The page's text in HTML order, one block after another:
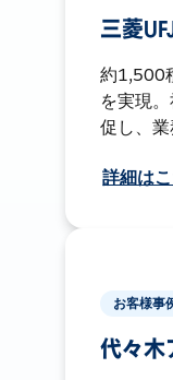
三菱
約1,500
を実現
促し、
詳細は
お客様事
代々木